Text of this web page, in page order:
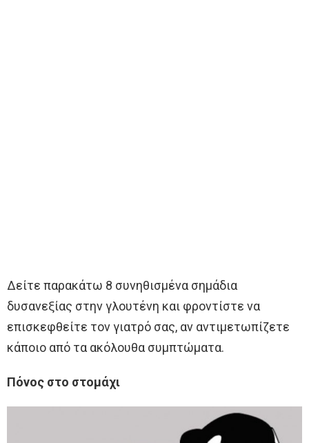
Δείτε παρακάτω 8 συνηθισμένα σημάδια
δυσανεξίας στην γλουτένη και φροντίστε να
επισκεφθείτε τον γιατρό σας, αν αντιμετωπίζετε
κάποιο από τα ακόλουθα συμπτώματα.
Πόνος στο στομάχι